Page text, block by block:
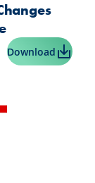
Download